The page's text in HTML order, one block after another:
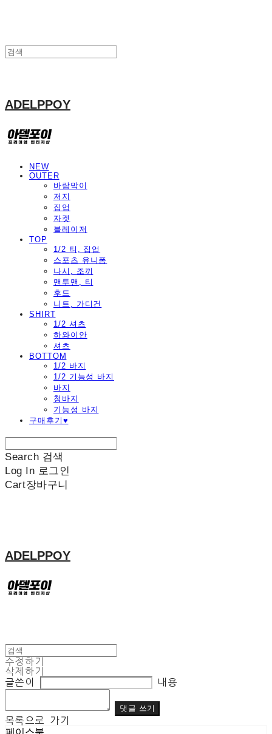
ADELPPOY
NEW
OUTER
바람막이
저지
집업
자켓
블레이저
TOP
1/2 티, 집업
스포츠 유니폼
나시, 조끼
맨투맨, 티
후드
니트, 가디건
SHIRT
1/2 셔츠
하와이안
셔츠
BOTTOM
1/2 바지
1/2 기능성 바지
바지
청바지
기능성 바지
구매후기♥
Search 검색
Log In 로그인
Cart장바구니
ADELPPOY
수정하기
삭제하기
글쓴이
내용
댓글 쓰기
목록으로 가기
페이스북